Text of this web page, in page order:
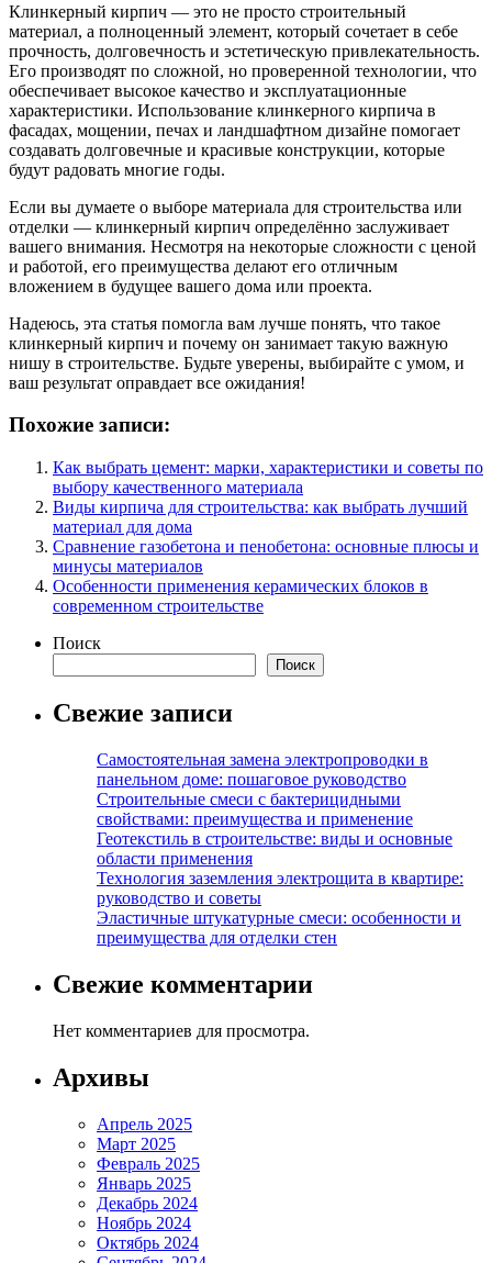
Клинкерный кирпич — это не просто строительный
материал, а полноценный элемент, который сочетает в себе
прочность, долговечность и эстетическую привлекательность.
Его производят по сложной, но проверенной технологии, что
обеспечивает высокое качество и эксплуатационные
характеристики. Использование клинкерного кирпича в
фасадах, мощении, печах и ландшафтном дизайне помогает
создавать долговечные и красивые конструкции, которые
будут радовать многие годы.
Если вы думаете о выборе материала для строительства или
отделки — клинкерный кирпич определённо заслуживает
вашего внимания. Несмотря на некоторые сложности с ценой
и работой, его преимущества делают его отличным
вложением в будущее вашего дома или проекта.
Надеюсь, эта статья помогла вам лучше понять, что такое
клинкерный кирпич и почему он занимает такую важную
нишу в строительстве. Будьте уверены, выбирайте с умом, и
ваш результат оправдает все ожидания!
Похожие записи:
Как выбрать цемент: марки, характеристики и советы по
выбору качественного материала
Виды кирпича для строительства: как выбрать лучший
материал для дома
Сравнение газобетона и пенобетона: основные плюсы и
минусы материалов
Особенности применения керамических блоков в
современном строительстве
Поиск
Поиск
Свежие записи
Самостоятельная замена электропроводки в
панельном доме: пошаговое руководство
Строительные смеси с бактерицидными
свойствами: преимущества и применение
Геотекстиль в строительстве: виды и основные
области применения
Технология заземления электрощита в квартире:
руководство и советы
Эластичные штукатурные смеси: особенности и
преимущества для отделки стен
Свежие комментарии
Нет комментариев для просмотра.
Архивы
Апрель 2025
Март 2025
Февраль 2025
Январь 2025
Декабрь 2024
Ноябрь 2024
Октябрь 2024